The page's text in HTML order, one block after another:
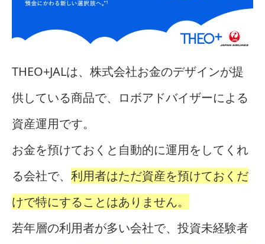
THEO+JALは、株式会社お金のデザインが提
供している商品で、ロボアドバイザーによる
資産運用です。
お金を預けておくと自動的に運用をしてくれ
る会社で、 利用者はただ資産を預けておくだ
けで特にすることはありません。
若年層の利用者が多い会社で、投資未経験者